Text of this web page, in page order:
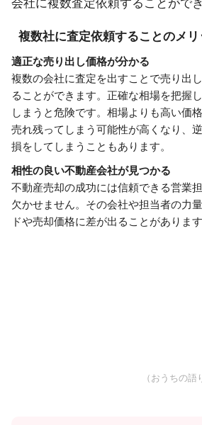
複数社に査定依頼することのメリ
適正な売り出し価格が分かる
複数の会社に査定を出すことで売り出
ることができます。正確な相場を把握
しまうと危険です。相場よりも高い価
売れ残ってしまう可能性が高くなり、
損をしてしまうこともあります。
相性の良い不動産会社が見つかる
不動産売却の成功には信頼できる営業
欠かせません。その会社や担当者の力
ドや売却価格に差が出ることがあります
（おうちの